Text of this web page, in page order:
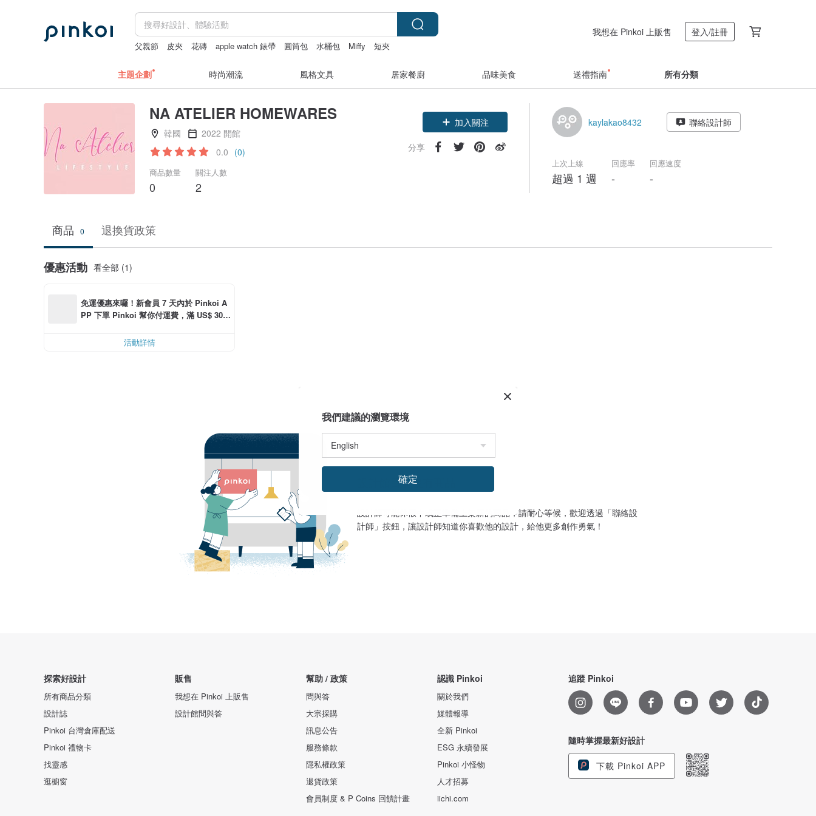
父親節 皮夾 花磚 apple watch 錶帶 圓筒包 水桶包 Miffy 短夾
我想在 Pinkoi 上販售 登入/註冊
主題企劃 時尚潮流 風格文具 居家餐廚 品味美食 送禮指南 所有分類
NA ATELIER HOMEWARES
韓國
2022 開館
0.0 (0)
商品數量
0
關注人數
2
加入關注
分享
kaylakao8432 聯絡設計師
上次上線
超過 1 週
回應率
-
回應速度
-
商品 0 退換貨政策
優惠活動 看全部 (1)
免運優惠來囉！新會員 7 天內於 Pinkoi A
PP 下單 Pinkoi 幫你付運費，滿 US$ 30.0
活動詳情
設計館目前沒有商品
設計師可能休假中或正準備上架新的商品，請耐心等候，歡迎透過「聯絡設
計師」按鈕，讓設計師知道你喜歡他的設計，給他更多創作勇氣！
探索好設計
所有商品分類
設計誌
Pinkoi 台灣倉庫配送
Pinkoi 禮物卡
找靈感
逛櫥窗
販售
我想在 Pinkoi 上販售
設計館問與答
幫助 / 政策
問與答
大宗採購
訊息公告
服務條款
隱私權政策
退貨政策
會員制度 & P Coins 回饋計畫
認識 Pinkoi
關於我們
媒體報導
全新 Pinkoi
ESG 永續發展
Pinkoi 小怪物
人才招募
iichi.com
追蹤 Pinkoi
隨時掌握最新好設計
下載 Pinkoi APP
我們建議的瀏覽環境
確定